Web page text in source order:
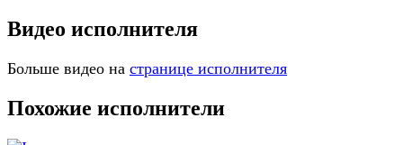
Видео исполнителя
Больше видео на странице исполнителя
Похожие исполнители